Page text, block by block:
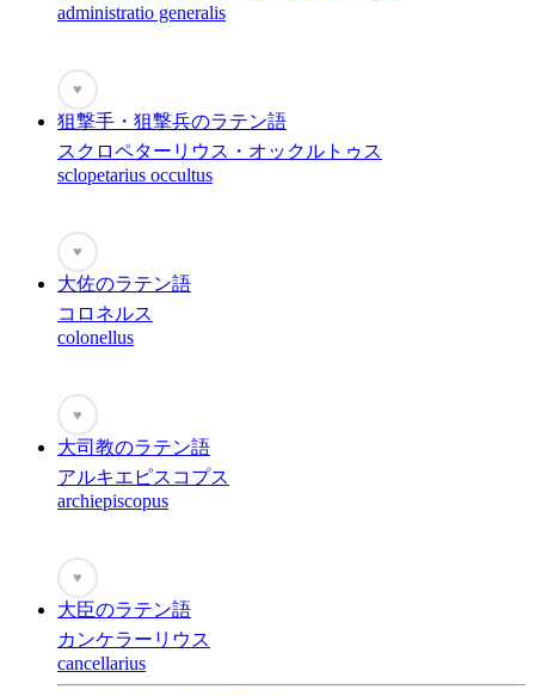
administratio generalis
♥
狙撃手・狙撃兵のラテン語
スクロペターリウス・オックルトゥス
sclopetarius occultus
♥
大佐のラテン語
コロネルス
colonellus
♥
大司教のラテン語
アルキエピスコプス
archiepiscopus
♥
大臣のラテン語
カンケラーリウス
cancellarius